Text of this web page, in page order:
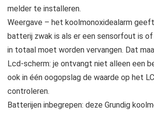
melder te installeren.
Weergave – het koolmonoxidealarm
batterij zwak is als er een sensorfout is
in totaal moet worden vervangen. Dat
Lcd-scherm: je ontvangt niet alleen een
ook in één oogopslag de waarde op het
controleren.
Batterijen inbegrepen: deze Grundig